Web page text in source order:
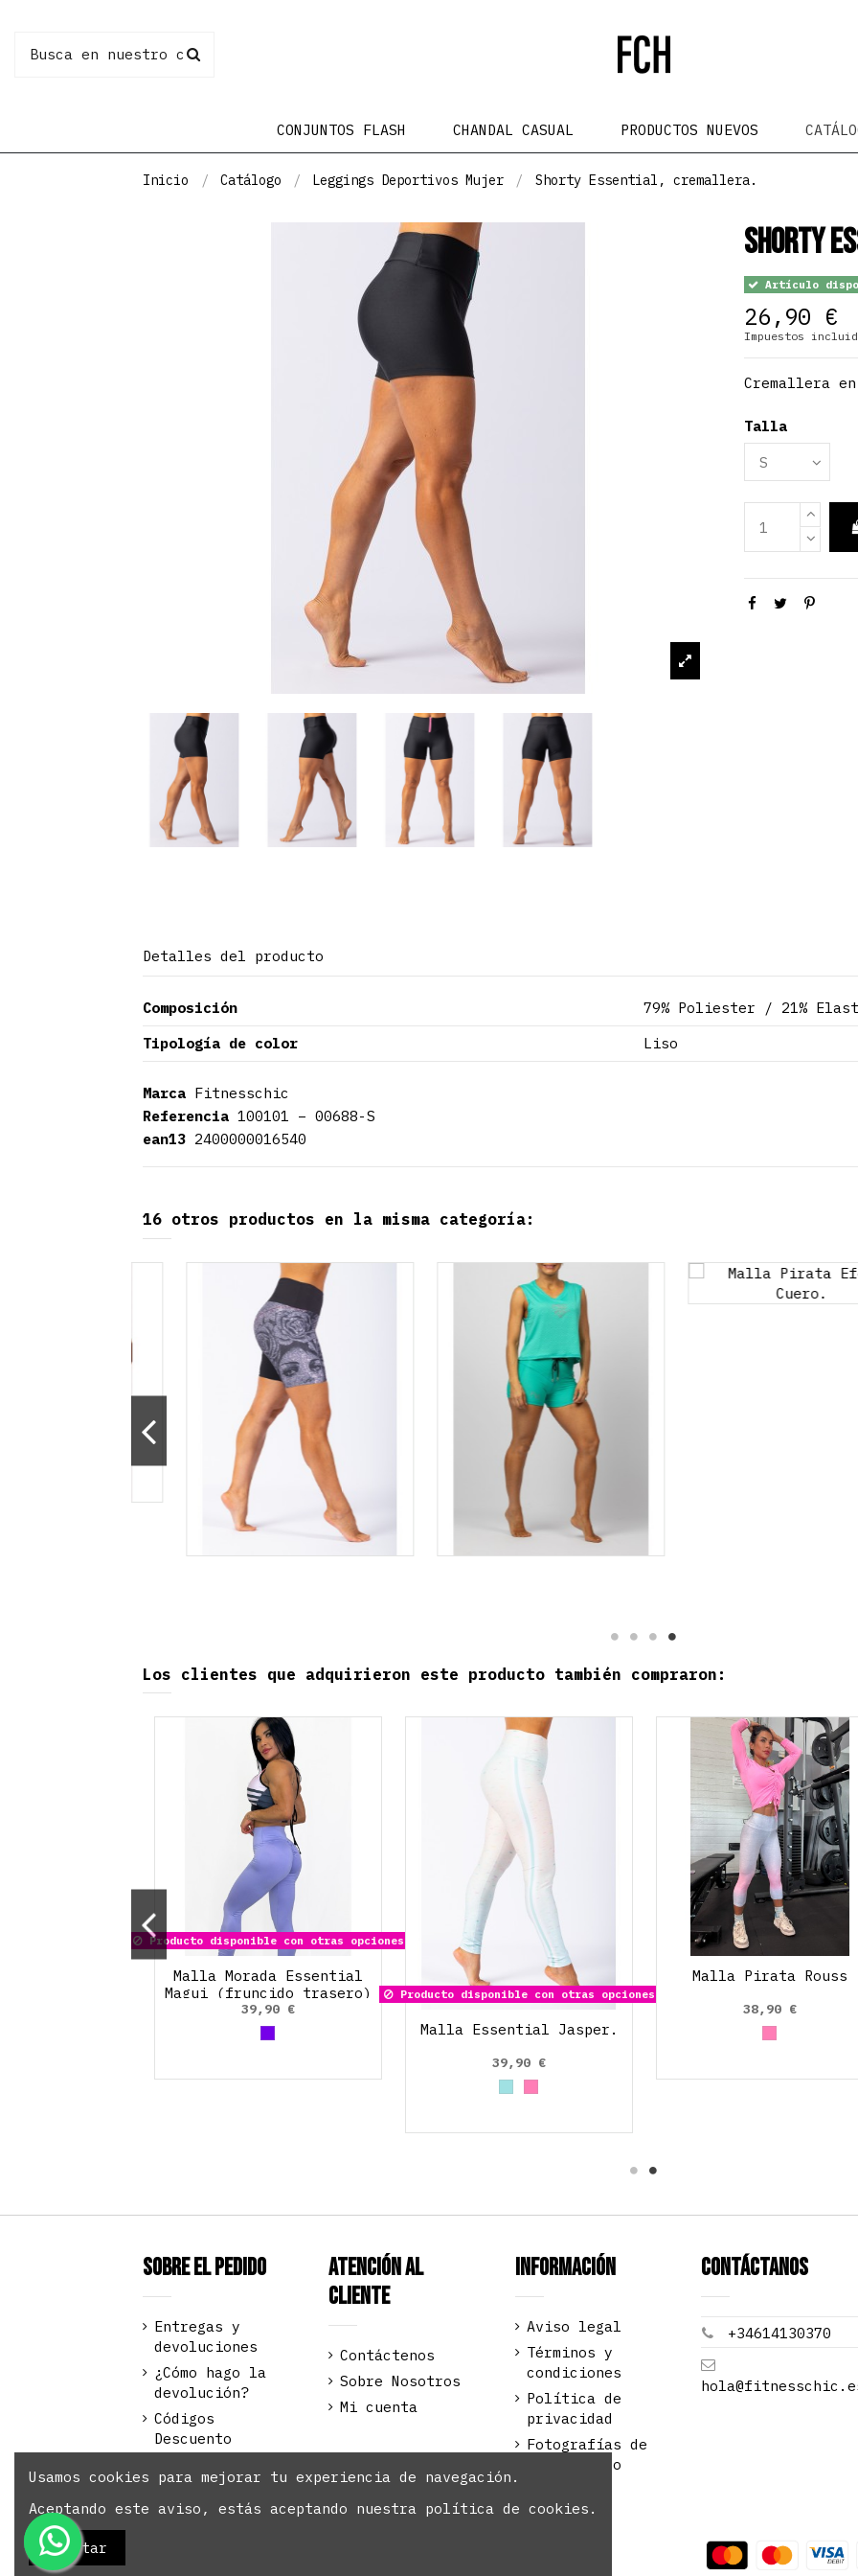
CONJUNTOS FLASH CHANDAL CASUAL PRODUCTOS NUEVOS
Inicio Catálogo Leggings Deportivos Mujer Shorty Essential, cremallera.
Shorty
Artículo
26,90 €
Impuestos
Cremallera
Talla
Detalles del producto
Composición
79% Poliester / 21%
Tipología de color
Liso
Marca Fitnesschic
Referencia 100101 – 00688-S
ean13 2400000016540
16 otros productos en la misma categoría:
Los clientes que adquirieron este producto también compraron:
Producto disponible con otras opciones
Malla Morada Essential
Magui (fruncido trasero)
39,90 €
Morado
Producto disponible con otras opciones
Malla Essential Jasper.
39,90 €
Azul cielo
Rosa claro
Malla Pirata Rouss
38,90 €
Rosa claro
Sobre el pedido
Entregas y
devoluciones
¿Cómo hago la
devolución?
Códigos
Descuento
Atención al
Cliente
Contáctenos
Sobre Nosotros
Mi cuenta
Información
Aviso legal
Términos y
condiciones
Política de
privacidad
Fotografías de
Raúl Alonso
Contáctanos
+34614130370
Usamos cookies para mejorar tu experiencia de navegación.
Aceptando este aviso, estás aceptando nuestra política de cookies.
Aceptar